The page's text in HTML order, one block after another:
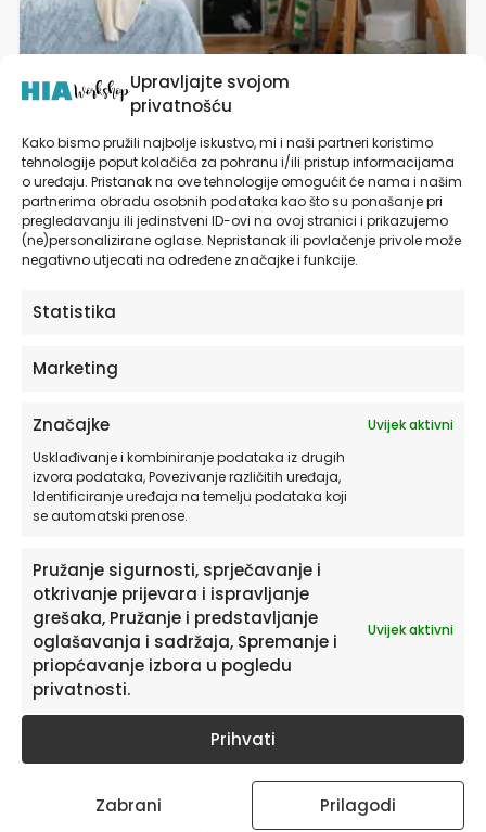
Upravljajte svojom
privatnošću
Kako bismo pružili najbolje iskustvo, mi i naši partneri koristimo
tehnologije poput kolačića za pohranu i/ili pristup informacijama
o uređaju. Pristanak na ove tehnologije omogućit će nama i našim
partnerima obradu osobnih podataka kao što su ponašanje pri
pregledavanju ili jedinstveni ID-ovi na ovoj stranici i prikazujemo
(ne)personalizirane oglase. Nepristanak ili povlačenje privole može
negativno utjecati na određene značajke i funkcije.
Statistika
Marketing
Značajke
Uvijek aktivni
Usklađivanje i kombiniranje podataka iz drugih
izvora podataka, Povezivanje različitih uređaja,
Identificiranje uređaja na temelju podataka koji
se automatski prenose.
Pružanje sigurnosti, sprječavanje i
otkrivanje prijevara i ispravljanje
grešaka, Pružanje i predstavljanje
oglašavanja i sadržaja, Spremanje i
priopćavanje izbora u pogledu
privatnosti.
Uvijek aktivni
Prihvati
Zabrani Prilagodi
Naljepnice za zid | Terrazzo Green
od19,90€
Pretplatite se na naš Newsletter
Želite primati savjete i zanimljivosti o uređenju doma te
informacije o novim proizvodima i pogodnostima?